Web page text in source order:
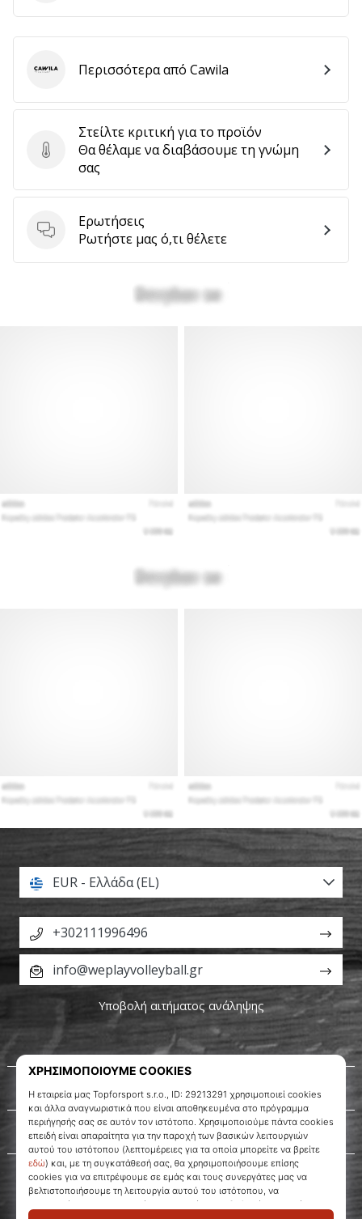
Στείλτε κριτική για το προϊόν
Στείλτε κριτική για το προϊόν
Θα θέλαμε να διαβάσουμε τη γνώμη
σας
Ερωτήσεις
Ερωτήσεις
Ρωτήστε μας ό,τι θέλετε
CawilaΠερισσότερα από Cawila
Σχετικά μ' εμάς
Εξυπηρέτηση πελατών
EUR - Ελλάδα (EL)
+302111996496
info@weplayvolleyball.gr
Υποβολή αιτήματος ανάληψης